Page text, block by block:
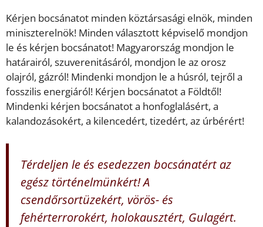
Kérjen bocsánatot minden köztársasági elnök, minden
miniszterelnök! Minden választott képviselő mondjon
le és kérjen bocsánatot! Magyarország mondjon le
határairól, szuverenitásáról, mondjon le az orosz
olajról, gázról! Mindenki mondjon le a húsról, tejről a
fosszilis energiáról! Kérjen bocsánatot a Földtől!
Mindenki kérjen bocsánatot a honfoglalásért, a
kalandozásokért, a kilencedért, tizedért, az úrbérért!
Térdeljen le és esedezzen bocsánatért az
egész történelmünkért! A
csendőrsortüzekért, vörös- és
fehérterrorokért, holokausztért, Gulagért.